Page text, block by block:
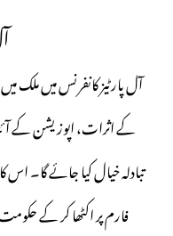
آل پارٹیز کانفرنس میں ملک
کے اثرات، اپوزیشن کے
تبادلہ خیال کیا جائے گا۔
فارم پر اکٹھا کر کے